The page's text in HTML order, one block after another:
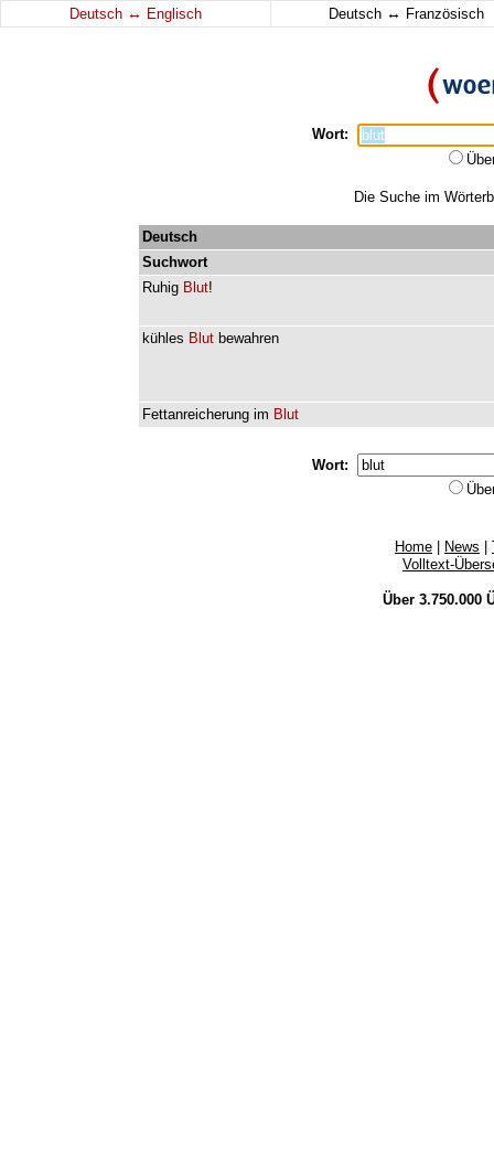
Deutsch ↔ Englisch Deutsch ↔ Französisch
Wort:
Die Suche im
Deutsch
Suchwort
Ruhig Blut!
kühles Blut bewahren
Fettanreicherung im Blut
Wort:
Home News
Volltext-
Über 3.750.000